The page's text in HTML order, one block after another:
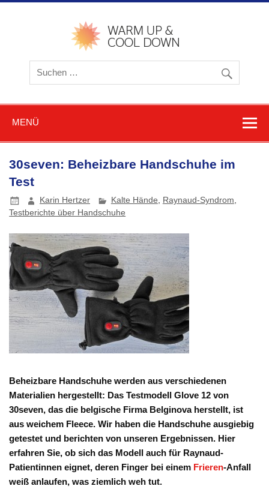
Zum
Blog
und
MENÜ
30seven: Beheizbare Handschuhe im
Test
Karin Hertzer Kalte Hände, Raynaud-Syndrom,
Testberichte über Handschuhe
Beheizbare Handschuhe werden aus verschiedenen
Materialien hergestellt: Das Testmodell Glove 12 von
30seven, das die belgische Firma Belginova herstellt, ist
aus weichem Fleece. Wir haben die Handschuhe ausgiebig
getestet und berichten von unseren Ergebnissen. Hier
erfahren Sie, ob sich das Modell auch für Raynaud-
Patientinnen eignet, deren Finger bei einem Frieren-Anfall
weiß anlaufen, was ziemlich weh tut.